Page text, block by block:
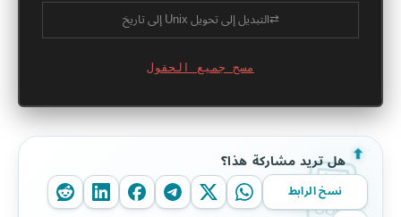
⇄التبديل إلى تحويل Unix إلى تاريخ
مسح جميع الحقول
هل تريد مشاركة هذا؟
نسخ الرابط